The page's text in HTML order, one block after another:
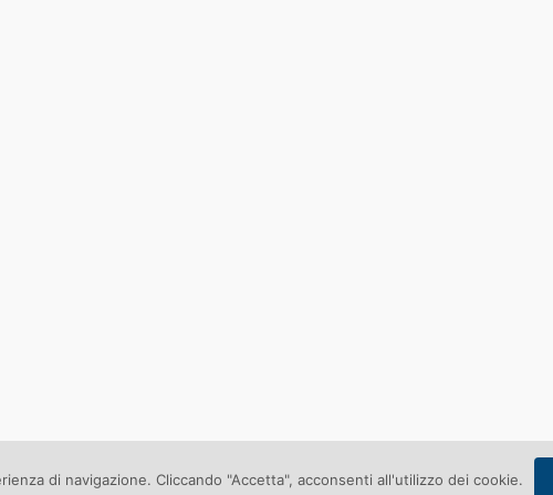
di navigazione. Cliccando "Accetta", acconsenti all'utilizzo dei cookie.